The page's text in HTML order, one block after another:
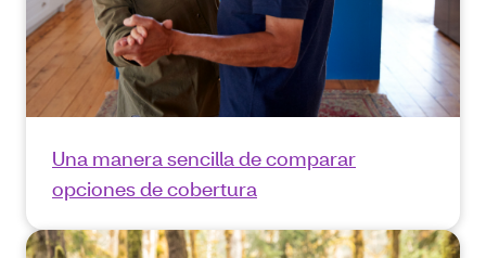
Una manera sencilla de comparar
opciones de cobertura